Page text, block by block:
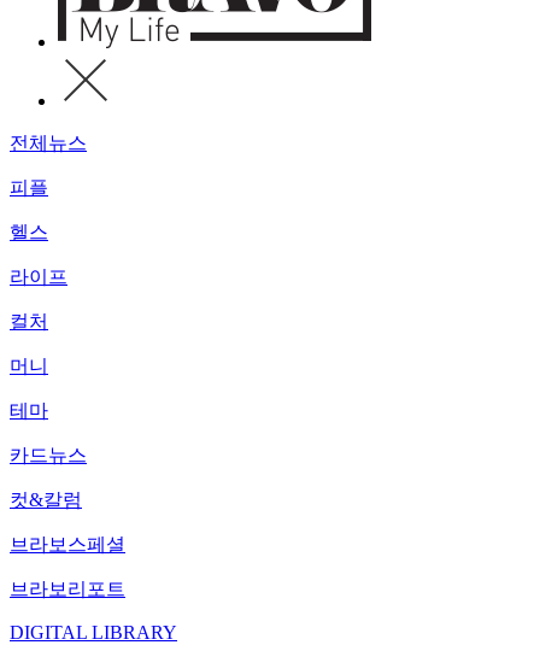
전체뉴스
피플
헬스
라이프
컬처
머니
테마
카드뉴스
컷&칼럼
브라보스페셜
브라보리포트
DIGITAL LIBRARY